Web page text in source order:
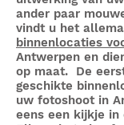
ander paar
vindt u het
binnenlocaties
Antwerpen en
op maat. De
geschikte
uw fotoshoot in
eens een kijkje in